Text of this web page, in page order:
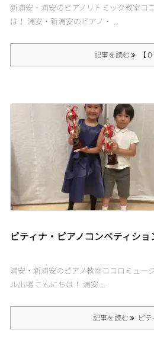
新浦安・浦安のピアノリトミック教室コ
は！ 浦安・新浦安のピアノ・ ...
記事を読む 【０
ピティナ・ピアノコンペティショ
浦安・新浦安のピアノ教室ココロミュー
ル出場 こんにちは！ 浦安 ...
記事を読む ピテ